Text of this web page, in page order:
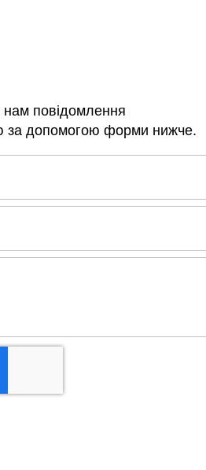
повідомлення
за допомогою форми нижче.